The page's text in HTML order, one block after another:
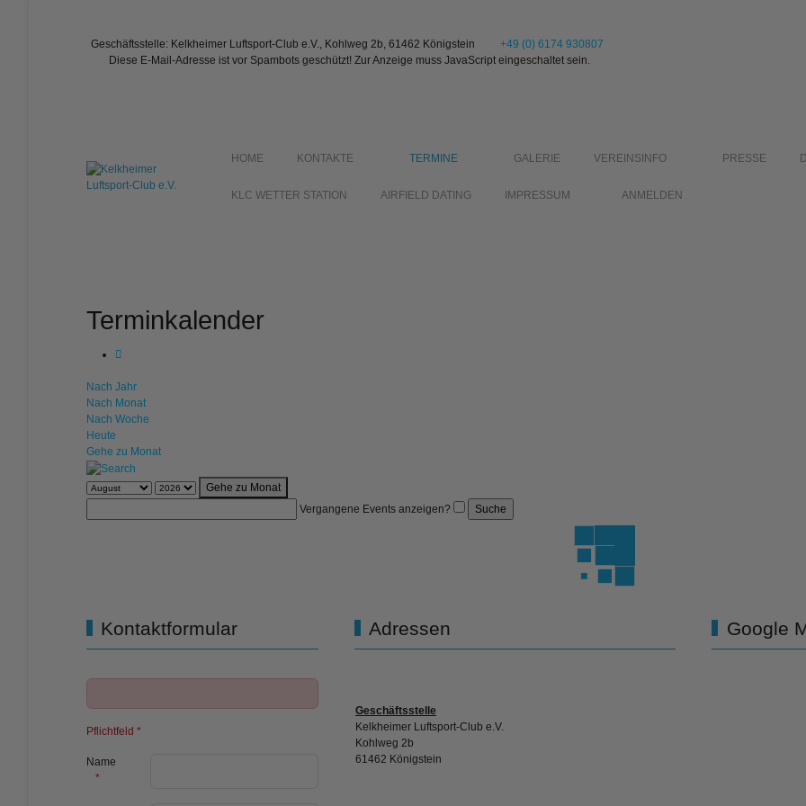
Geschäftsstelle: Kelkheimer Luftsport-Club e.V., Kohlweg 2b, 61462 Königstein
+49 (0) 6174 930807
Diese E-Mail-Adresse ist vor Spambots geschützt! Zur Anzeige muss JavaScript eingeschaltet sein.
HOME KONTAKTE TERMINE GALERIE VEREINSINFO PRESSE
KLC WETTER STATION AIRFIELD DATING IMPRESSUM ANMELDEN
Terminkalender
Nach Jahr
Nach Monat
Nach Woche
Heute
Gehe zu Monat
Gehe zu Monat
Vergangene Events anzeigen?
Kontaktformular
Pflichtfeld *
Name
Adressen
Geschäftsstelle
Kelkheimer Luftsport-Club e.V.
Kohlweg 2b
61462 Königstein
Google